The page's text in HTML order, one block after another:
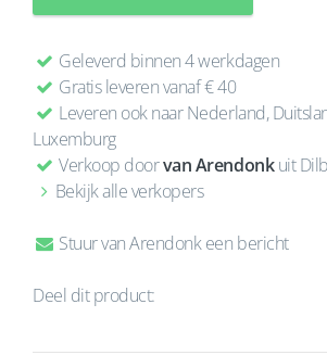
Geleverd binnen 4 werkdagen
Gratis leveren vanaf € 40
Leveren ook naar Nederland,
Luxemburg
Verkoop doorvan Arendonkuit
Bekijk alle verkopers
Stuur van Arendonk een bericht
Deel dit product: